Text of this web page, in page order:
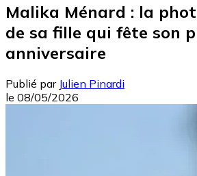
Malika Ménard : la
de sa fille qui fête son
anniversaire
Publié par Julien Pinardi
le 08/05/2026